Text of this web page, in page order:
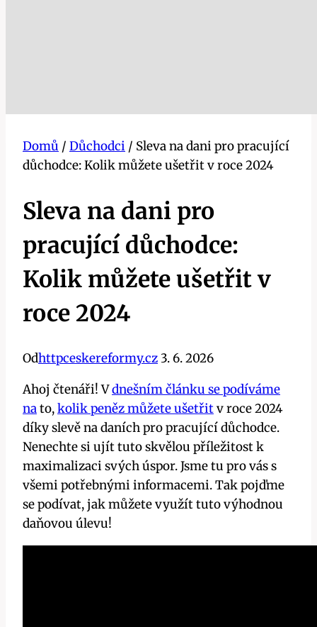
Domů / Důchodci / Sleva na dani pro pracující
důchodce: Kolik můžete ušetřit v roce 2024
Sleva na dani pro
pracující důchodce:
Kolik můžete ušetřit v
roce 2024
Odhttpceskereformy.cz3. 6. 2026
Ahoj čtenáři! Vdnešním článku se podíváme
nato,kolik peněz můžete ušetřitv roce 2024
díky slevě na daních pro pracující důchodce.
Nenechte si ujít tuto skvělou příležitost k
maximalizaci svých úspor. Jsme tu pro vás s
všemi potřebnými informacemi. Tak pojďme
se podívat, jak můžete využít tuto výhodnou
daňovou úlevu!